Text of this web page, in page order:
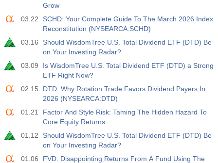
Grow
03.22
SCHD: Your Complete Guide To The March 2026 Index
Reconstitution (NYSEARCA:SCHD)
03.16
Should WisdomTree U.S. Total Dividend ETF (DTD) Be
on Your Investing Radar?
03.09
Is WisdomTree U.S. Total Dividend ETF (DTD) a Strong
ETF Right Now?
02.15
DTD: Why Rotation Trade Favors Dividend Payers In
2026 (NYSEARCA:DTD)
01.21
Factor And Style Risk: Taming The Hidden Hazard To
Core Equity Returns
01.12
Should WisdomTree U.S. Total Dividend ETF (DTD) Be
on Your Investing Radar?
01.06
FVD: Disappointing Returns From A Fund Using The